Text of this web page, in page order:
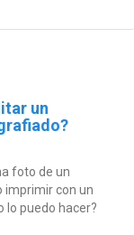
un
foto de un
imprimir con un
lo puedo hacer?